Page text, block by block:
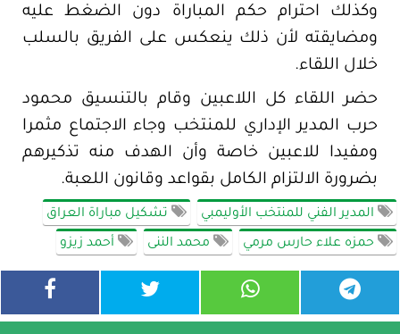
وكذلك احترام حكم المباراة دون الضغط عليه
ومضايقته لأن ذلك ينعكس على الفريق بالسلب
خلال اللقاء.
حضر اللقاء كل اللاعبين وقام بالتنسيق محمود
حرب المدير الإداري للمنتخب وجاء الاجتماع مثمرا
ومفيدا للاعبين خاصة وأن الهدف منه تذكيرهم
بضرورة الالتزام الكامل بقواعد وقانون اللعبة.
المدير الفني للمنتخب الأوليمبي تشكيل مباراة العراق
حمزه علاء حارس مرمي محمد الننى أحمد زيزو